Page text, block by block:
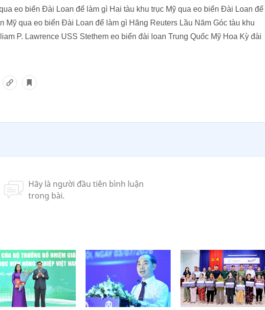
eo biển Đài Loan để làm gì Hai tàu khu trục Mỹ qua eo biển Đài Loan để
Mỹ qua eo biển Đài Loan để làm gì Hãng Reuters Lầu Năm Góc tàu khu
P. Lawrence USS Stethem eo biển đài loan Trung Quốc Mỹ Hoa Kỳ đài